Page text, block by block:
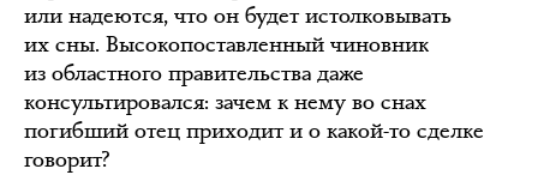
или надеются, что он будет истолковывать
их сны. Высокопоставленный чиновник
из областного правительства даже
консультировался: зачем к нему во снах
погибший отец приходит и о какой-то сделке
говорит?